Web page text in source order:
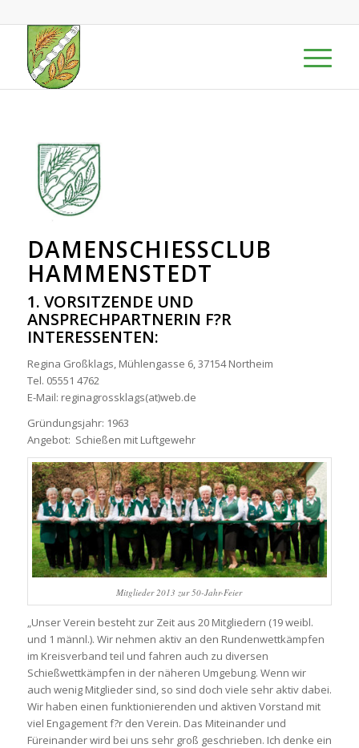
DAMENSCHIESSCLUB H
AMMENSTEDT
1. VORSITZENDE UND
ANSPRECHPARTNERIN F?R
INTERESSENTEN:
Regina Großklags, Mühlengasse 6, 37154 Northeim
Tel. 05551 4762
E-Mail: reginagrossklags(at)web.de
Gründungsjahr: 1963
Angebot: Schießen mit Luftgewehr
Mitglieder 2013 zur 50-Jahr-Feier
„Unser Verein besteht zur Zeit aus 20 Mitgliedern (19 weibl.
und 1 männl.). Wir nehmen aktiv an den Rundenwettkämpfen
im Kreisverband teil und fahren auch zu diversen
Schießwettkämpfen in der näheren Umgebung. Wenn wir
auch wenig Mitglieder sind, so sind doch viele sehr aktiv dabei.
Wir haben einen funktionierenden und aktiven Vorstand mit
viel Engagement f?r den Verein. Das Miteinander und
Füreinander wird bei uns sehr groß geschrieben. Ich denke ein